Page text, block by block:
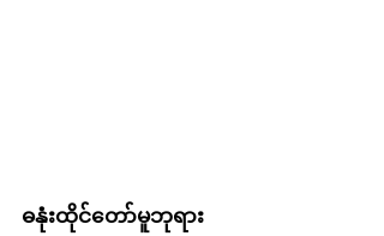
ဓနုံးထိုင်တော်မူဘုရား